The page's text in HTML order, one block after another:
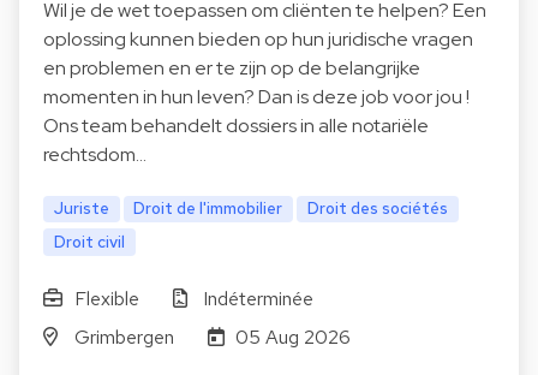
Wil je de wet toepassen om cliënten te helpen? Een
oplossing kunnen bieden op hun juridische vragen
en problemen en er te zijn op de belangrijke
momenten in hun leven? Dan is deze job voor jou !
Ons team behandelt dossiers in alle notariële
rechtsdom…
Juriste Droit de l'immobilier
Droit des sociétés
Droit civil
Flexible
Indéterminée
Grimbergen
05 Aug 2026